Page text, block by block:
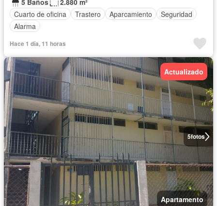
5 Baños
2.880 m²
Cuarto de oficina
Trastero Aparcamiento
Seguridad
Alarma
Hace 1 día, 11 horas
5fotos
Actualizado
Apartamento